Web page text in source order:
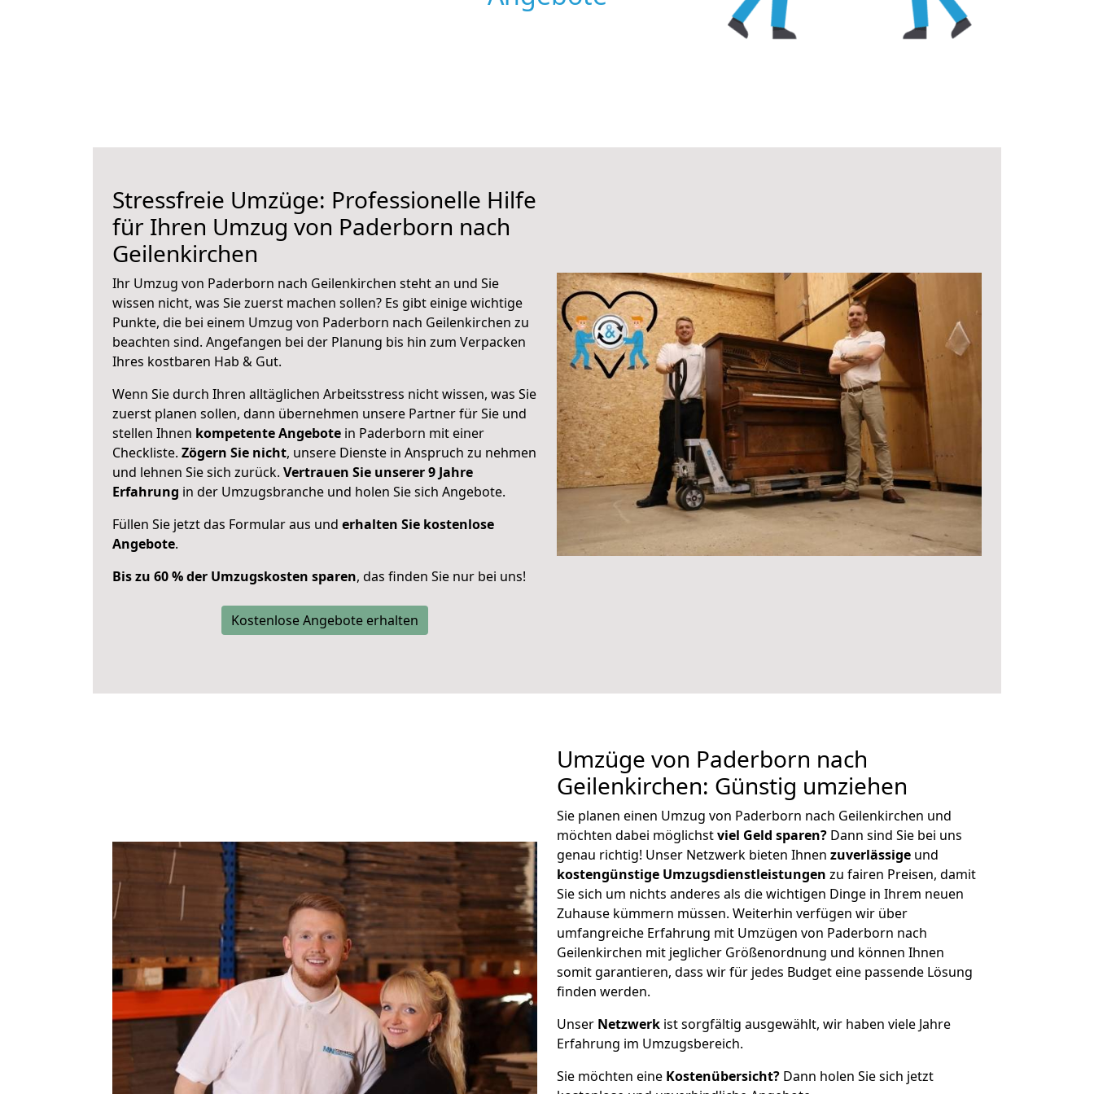
Stressfreie Umzüge: Professionelle Hilfe
für Ihren Umzug von Paderborn nach
Geilenkirchen
Ihr Umzug von Paderborn nach Geilenkirchen steht an und Sie
wissen nicht, was Sie zuerst machen sollen? Es gibt einige wichtige
Punkte, die bei einem Umzug von Paderborn nach Geilenkirchen zu
beachten sind. Angefangen bei der Planung bis hin zum Verpacken
Ihres kostbaren Hab & Gut.
Wenn Sie durch Ihren alltäglichen Arbeitsstress nicht wissen, was Sie
zuerst planen sollen, dann übernehmen unsere Partner für Sie und
stellen Ihnen kompetente Angebote in Paderborn mit einer
Checkliste. Zögern Sie nicht, unsere Dienste in Anspruch zu nehmen
und lehnen Sie sich zurück. Vertrauen Sie unserer 9 Jahre
Erfahrung in der Umzugsbranche und holen Sie sich Angebote.
Füllen Sie jetzt das Formular aus und erhalten Sie kostenlose
Angebote.
Bis zu 60 % der Umzugskosten sparen, das finden Sie nur bei uns!
Kostenlose Angebote erhalten
Umzüge von Paderborn nach
Geilenkirchen: Günstig umziehen
Sie planen einen Umzug von Paderborn nach Geilenkirchen und
möchten dabei möglichstviel Geld sparen? Dann sind Sie bei uns
genau richtig! Unser Netzwerk bieten Ihnen zuverlässige und
kostengünstige Umzugsdienstleistungen zu fairen Preisen, damit
Sie sich um nichts anderes als die wichtigen Dinge in Ihrem neuen
Zuhause kümmern müssen. Weiterhin verfügen wir über
umfangreiche Erfahrung mit Umzügen von Paderborn nach
Geilenkirchen mit jeglicher Größenordnung und können Ihnen
somit garantieren, dass wir für jedes Budget eine passende Lösung
finden werden.
Unser Netzwerk ist sorgfältig ausgewählt, wir haben viele Jahre
Erfahrung im Umzugsbereich.
Sie möchten eine Kostenübersicht? Dann holen Sie sich jetzt